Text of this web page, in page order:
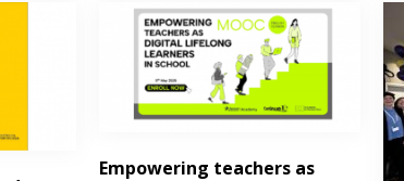
Empowering teachers as